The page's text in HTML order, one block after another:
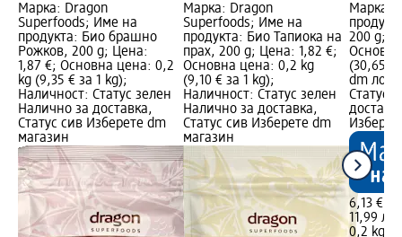
Марка: Dragon
Superfoods; Име на
продукта: Био брашно
Рожков, 200 g; Цена:
1,87 €; Основна цена: 0,2
kg (9,35 € за 1 kg);
Наличност: Статус зелен
Налично за доставка,
Статус сив Изберете dm
магазин
Марка: Dragon
Superfoods; Име на
продукта: Био Тапиока на
прах, 200 g; Цена: 1,82 €;
Основна цена: 0,2 kg
(9,10 € за 1 kg);
Наличност: Статус зелен
Налично за доставка,
Статус сив Изберете dm
магазин
Марка:
200 g;
(30,65 €
dm
Статус
6,13 €
11,99 лв.
0,2 kg